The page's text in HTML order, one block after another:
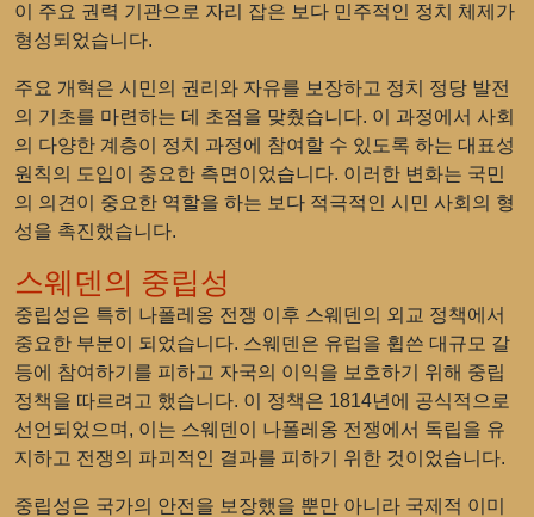
이 주요 권력 기관으로 자리 잡은 보다 민주적인 정치 체제가
형성되었습니다.
주요 개혁은 시민의 권리와 자유를 보장하고 정치 정당 발전
의 기초를 마련하는 데 초점을 맞췄습니다. 이 과정에서 사회
의 다양한 계층이 정치 과정에 참여할 수 있도록 하는 대표성
원칙의 도입이 중요한 측면이었습니다. 이러한 변화는 국민
의 의견이 중요한 역할을 하는 보다 적극적인 시민 사회의 형
성을 촉진했습니다.
스웨덴의 중립성
중립성은 특히 나폴레옹 전쟁 이후 스웨덴의 외교 정책에서
중요한 부분이 되었습니다. 스웨덴은 유럽을 휩쓴 대규모 갈
등에 참여하기를 피하고 자국의 이익을 보호하기 위해 중립
정책을 따르려고 했습니다. 이 정책은 1814년에 공식적으로
선언되었으며, 이는 스웨덴이 나폴레옹 전쟁에서 독립을 유
지하고 전쟁의 파괴적인 결과를 피하기 위한 것이었습니다.
중립성은 국가의 안전을 보장했을 뿐만 아니라 국제적 이미